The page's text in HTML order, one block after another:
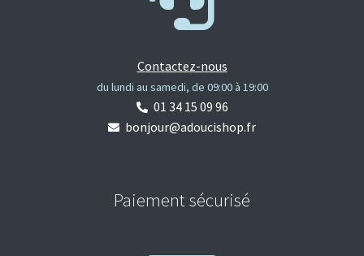
Contactez-nous
du lundi au samedi, de 09:00 à 19:00
01 34 15 09 96
bonjour@adoucishop.fr
Paiement sécurisé